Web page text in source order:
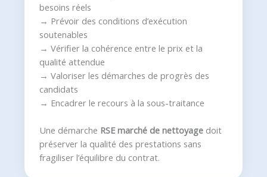
besoins réels
→ Prévoir des conditions d’exécution
soutenables
→ Vérifier la cohérence entre le prix et la
qualité attendue
→ Valoriser les démarches de progrès des
candidats
→ Encadrer le recours à la sous-traitance
Une démarche RSE marché de nettoyage doit
préserver la qualité des prestations sans
fragiliser l’équilibre du contrat.